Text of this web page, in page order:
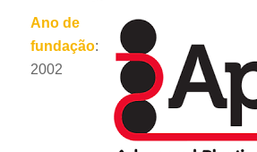
Ano de
fundação:
2002